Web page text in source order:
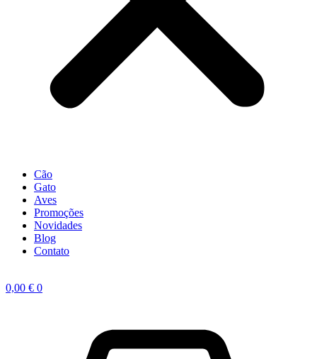
Cão
Gato
Aves
Promoções
Novidades
Blog
Contato
0,00 € 0